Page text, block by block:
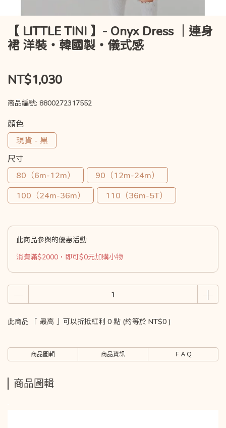
【 LITTLE TINI 】- Onyx Dress ｜連身
裙 洋裝・韓國製・儀式感
NT$1,030
商品編號: 8800272317552
顏色
現貨 - 黑
尺寸
80（6m-12m）
90（12m-24m）
100（24m-36m） 110（36m-5T）
此商品參與的優惠活動
消費滿$2000，即可$0元加購小物
此商品 「 最高 」可以折抵紅利 0 點 (約等於 NT$0 )
商品圖輯 商品資訊 ＦＡＱ
商品圖輯